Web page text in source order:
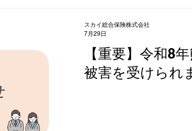
【重要】令和8
被害を受けられ
スカイ総合保険株式会社
7月29日